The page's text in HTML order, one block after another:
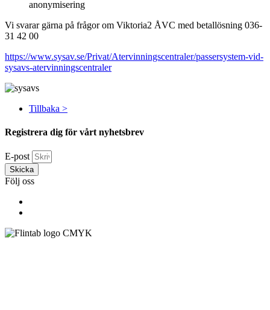
anonymisering
Vi svarar gärna på frågor om Viktoria2 ÅVC med betallösning 036-
31 42 00
https://www.sysav.se/Privat/Atervinningscentraler/passersystem-vid-
sysavs-atervinningscentraler
Tillbaka >
Registrera dig för vårt nyhetsbrev
E-post
Skicka
Följ oss